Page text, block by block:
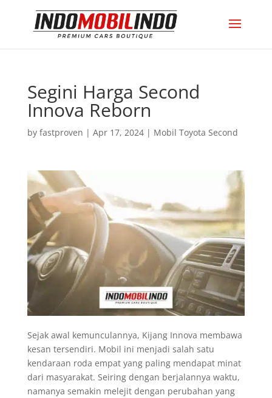
Segini Harga Second
Innova Reborn
by fastproven | Apr 17, 2024| Mobil Toyota Second
Sejak awal kemunculannya, Kijang Innova membawa
kesan tersendiri. Mobil ini menjadi salah satu
kendaraan roda empat yang paling mendapat minat
dari masyarakat. Seiring dengan berjalannya waktu,
namanya semakin melejit dengan perubahan yang